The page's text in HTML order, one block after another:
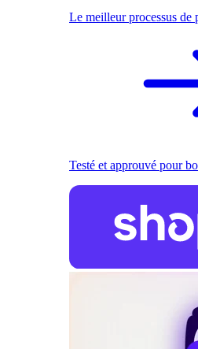
Le meilleur processus de
Testé et approuvé pour